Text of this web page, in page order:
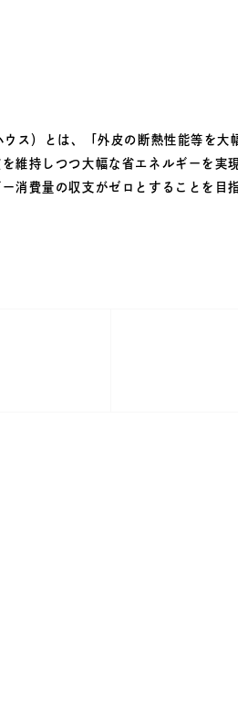
ウス）とは、「外皮の断熱性能等を
維持しつつ大幅な省エネルギーを実
消費量の収支がゼロとすることを目